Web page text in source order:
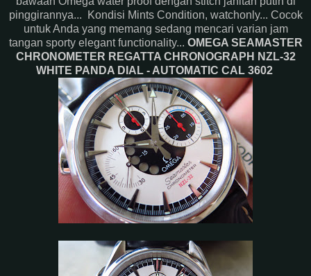
pinggirannya... Kondisi Mints Condition, watchonly... Cocok
untuk Anda yang memang sedang mencari varian jam
tangan sporty elegant functionality... OMEGA SEAMASTER
CHRONOMETER REGATTA CHRONOGRAPH NZL-32
WHITE PANDA DIAL - AUTOMATIC CAL 3602